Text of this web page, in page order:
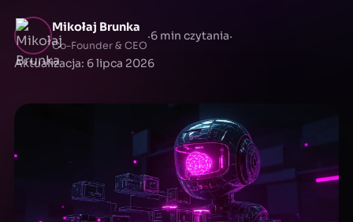
Mikołaj Brunka
Co-Founder & CEO
·6 min czytania·
Aktualizacja: 6 lipca 2026